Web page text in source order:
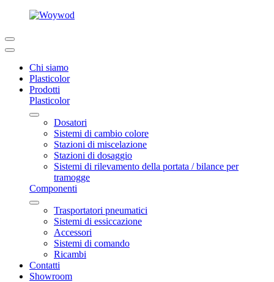
Chi siamo
Plasticolor
Prodotti
Plasticolor
Dosatori
Sistemi di cambio colore
Stazioni di miscelazione
Stazioni di dosaggio
Sistemi di rilevamento della portata / bilance per
tramogge
Componenti
Trasportatori pneumatici
Sistemi di essiccazione
Accessori
Sistemi di comando
Ricambi
Contatti
Showroom